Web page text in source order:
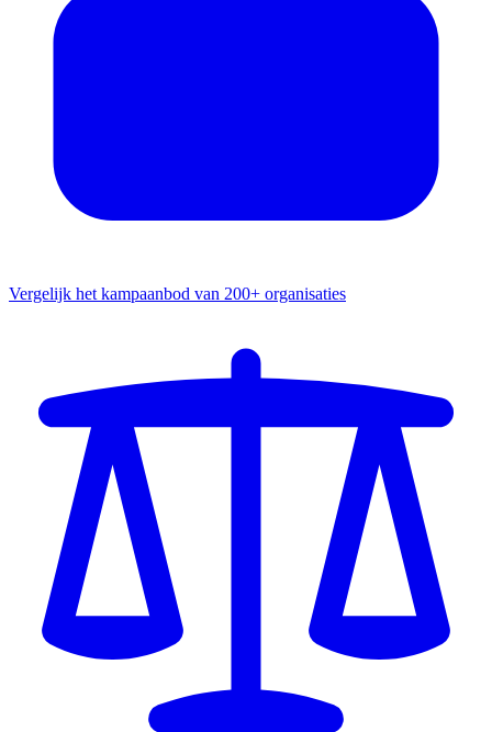
Vergelijk het kampaanbod van 200+ organisaties